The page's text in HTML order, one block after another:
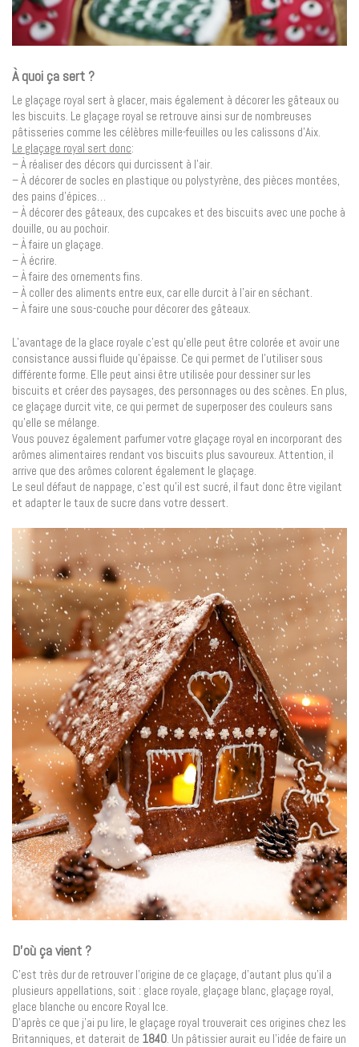
À quoi ça sert ?
Le glaçage royal sert à glacer, mais également à décorer les gâteaux ou
les biscuits. Le glaçage royal se retrouve ainsi sur de nombreuses
pâtisseries comme les célèbres mille-feuilles ou les calissons d’Aix.
Le glaçage royal sert donc:
– À réaliser des décors qui durcissent à l’air.
– À décorer de socles en plastique ou polystyrène, des pièces montées,
des pains d’épices…
– À décorer des gâteaux, des cupcakes et des biscuits avec une poche à
douille, ou au pochoir.
– À faire un glaçage.
– À écrire.
– À faire des ornements fins.
– À coller des aliments entre eux, car elle durcit à l’air en séchant.
– À faire une sous-couche pour décorer des gâteaux.
L’avantage de la glace royale c’est qu’elle peut être colorée et avoir une
consistance aussi fluide qu’épaisse. Ce qui permet de l’utiliser sous
différente forme. Elle peut ainsi être utilisée pour dessiner sur les
biscuits et créer des paysages, des personnages ou des scènes. En plus,
ce glaçage durcit vite, ce qui permet de superposer des couleurs sans
qu’elle se mélange.
Vous pouvez également parfumer votre glaçage royal en incorporant des
arômes alimentaires rendant vos biscuits plus savoureux. Attention, il
arrive que des arômes colorent également le glaçage.
Le seul défaut de nappage, c’est qu’il est sucré, il faut donc être vigilant
et adapter le taux de sucre dans votre dessert.
D’où ça vient ?
C’est très dur de retrouver l’origine de ce glaçage, d’autant plus qu’il a
plusieurs appellations, soit : glace royale, glaçage blanc, glaçage royal,
glace blanche ou encore Royal Ice.
D’après ce que j’ai pu lire, le glaçage royal trouverait ces origines chez les
Britanniques, et daterait de 1840. Un pâtissier aurait eu l’idée de faire un